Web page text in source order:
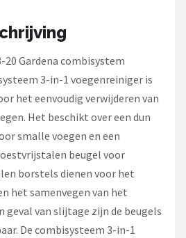
20 Gardena combisystem
3-in-1 voegenreiniger is
het eenvoudig verwijderen van
Het beschikt over een dun
smalle voegen en een
beugel voor
borstels dienen voor het
het samenvegen van het
geval van slijtage zijn de beugels
De combisysteem 3-in-1